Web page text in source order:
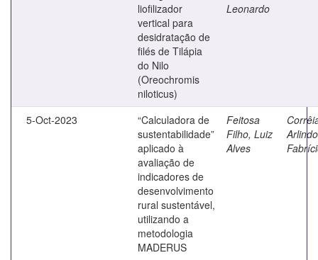
liofilizador
vertical para
desidratação de
filés de Tilápia
do Nilo
(Oreochromis
niloticus)
Leonardo
5-Oct-2023
“Calculadora de
sustentabilidade”
aplicado à
avaliação de
indicadores de
desenvolvimento
rural sustentável,
utilizando a
metodologia
MADERUS
Feitosa
Filho, Luiz
Alves
Arlindo